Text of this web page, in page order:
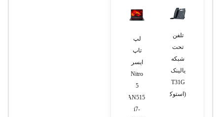
تلفن
تحت
شبکه
یالینک
T31G
(استوک)
لپ
تاپ
ایسر
Nitro
5
AN515
i7-